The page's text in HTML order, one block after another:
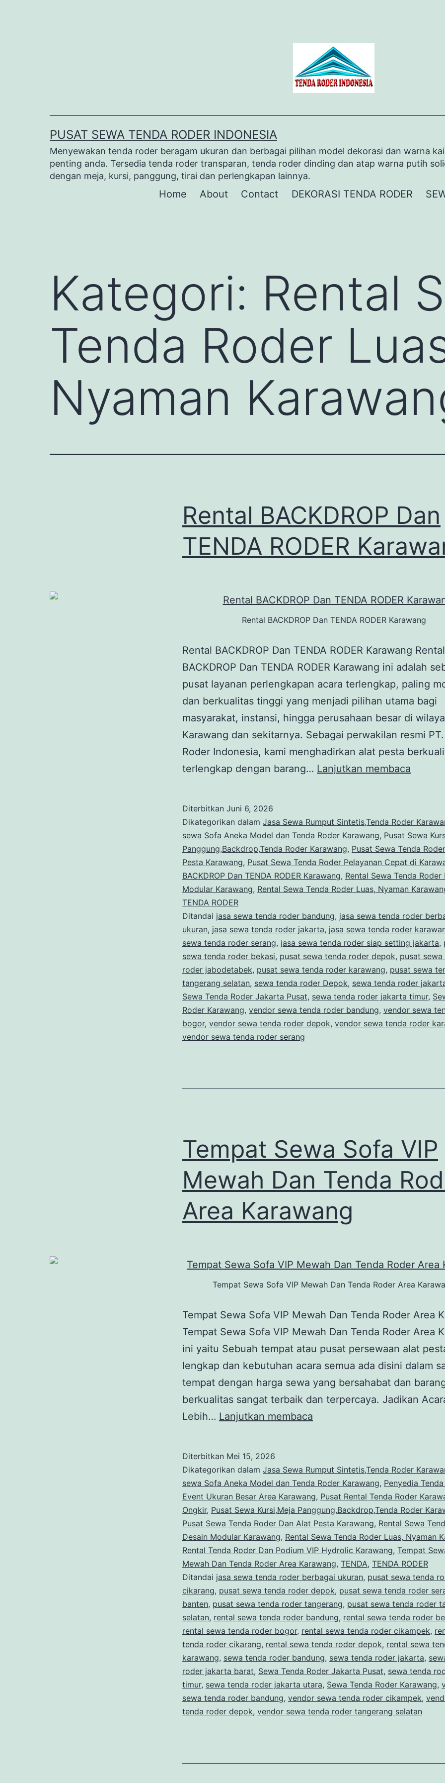
PUSAT SEWA TENDA RODER INDONESIA
Menyewakan tenda roder beragam ukuran dan berbagai pilihan model dekorasi dan warna
penting anda. Tersedia tenda roder transparan, tenda roder dinding dan atap warna putih
dengan meja, kursi, panggung, tirai dan perlengkapan lainnya.
Home About Contact DEKORASI TENDA RODER
Kategori: Rental
Tenda Roder
Nyaman
Rental BACKDROP Dan
TENDA RODER
Rental BACKDROP Dan TENDA RODER Karawang
Rental BACKDROP Dan TENDA RODER Karawang Rental
BACKDROP Dan TENDA RODER Karawang ini adalah
pusat layanan perlengkapan acara terlengkap, paling
dan berkualitas tinggi yang menjadi pilihan utama bagi
masyarakat, instansi, hingga perusahaan besar di
Karawang dan sekitarnya. Sebagai perwakilan resmi
Roder Indonesia, kami menghadirkan alat pesta
terlengkap dengan barang… Lanjutkan membaca
TENDA
RODER
Diterbitkan Juni 6, 2026
Dikategorikan dalam Jasa Sewa Rumput Sintetis,Tenda Roder
sewa Sofa Aneka Model dan Tenda Roder Karawang, Pusat Sewa
Panggung,Backdrop,Tenda Roder Karawang, Pusat Sewa Tenda
Pesta Karawang, Pusat Sewa Tenda Roder Pelayanan Cepat di
BACKDROP Dan TENDA RODER Karawang, Rental Sewa Tenda Roder
Modular Karawang, Rental Sewa Tenda Roder Luas, Nyaman
TENDA RODER
Ditandai jasa sewa tenda roder bandung, jasa sewa tenda roder
ukuran, jasa sewa tenda roder jakarta, jasa sewa tenda roder
sewa tenda roder serang, jasa sewa tenda roder siap setting jakarta,
sewa tenda roder bekasi, pusat sewa tenda roder depok, pusat sewa
roder jabodetabek, pusat sewa tenda roder karawang, pusat sewa
tangerang selatan, sewa tenda roder Depok, sewa tenda roder
Sewa Tenda Roder Jakarta Pusat, sewa tenda roder jakarta timur,
Roder Karawang, vendor sewa tenda roder bandung, vendor sewa
bogor, vendor sewa tenda roder depok, vendor sewa tenda roder
vendor sewa tenda roder serang
Tempat Sewa Sofa VIP
Mewah Dan Tenda
Area Karawang
Tempat Sewa Sofa VIP Mewah Dan Tenda Roder Area
Tempat Sewa Sofa VIP Mewah Dan Tenda Roder Area
Tempat Sewa Sofa VIP Mewah Dan Tenda Roder Area
ini yaitu Sebuah tempat atau pusat persewaan alat
lengkap dan kebutuhan acara semua ada disini dalam
tempat dengan harga sewa yang bersahabat dan
berkualitas sangat terbaik dan terpercaya. Jadikan
Lebih… Lanjutkan membaca
VIP
Mewah
Dan
Tenda
Roder
Area
Karawang
Diterbitkan Mei 15, 2026
Dikategorikan dalam Jasa Sewa Rumput Sintetis,Tenda Roder
sewa Sofa Aneka Model dan Tenda Roder Karawang, Penyedia
Event Ukuran Besar Area Karawang, Pusat Rental Tenda Roder
Ongkir, Pusat Sewa Kursi,Meja Panggung,Backdrop,Tenda Roder
Pusat Sewa Tenda Roder Dan Alat Pesta Karawang, Rental Sewa
Desain Modular Karawang, Rental Sewa Tenda Roder Luas, Nyaman
Rental Tenda Roder Dan Podium VIP Hydrolic Karawang, Tempat
Mewah Dan Tenda Roder Area Karawang, TENDA, TENDA RODER
Ditandai jasa sewa tenda roder berbagai ukuran, pusat sewa tenda
cikarang, pusat sewa tenda roder depok, pusat sewa tenda roder
banten, pusat sewa tenda roder tangerang, pusat sewa tenda roder
selatan, rental sewa tenda roder bandung, rental sewa tenda roder
rental sewa tenda roder bogor, rental sewa tenda roder cikampek,
tenda roder cikarang, rental sewa tenda roder depok, rental sewa
karawang, sewa tenda roder bandung, sewa tenda roder jakarta,
roder jakarta barat, Sewa Tenda Roder Jakarta Pusat, sewa tenda
timur, sewa tenda roder jakarta utara, Sewa Tenda Roder Karawang,
sewa tenda roder bandung, vendor sewa tenda roder cikampek,
tenda roder depok, vendor sewa tenda roder tangerang selatan